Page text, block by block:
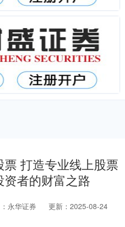
打造专业线上股票
者的财富之路
永华证券
更新：2025-08-24